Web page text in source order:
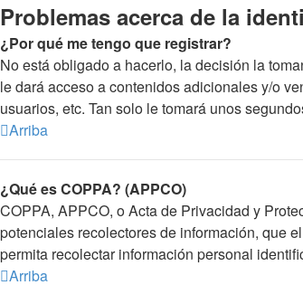
Problemas acerca de la
¿Por qué me tengo que registrar?
No está obligado a hacerlo, la decisión la
le dará acceso a contenidos adicionales y/o
usuarios, etc. Tan solo le tomará unos
Arriba
¿Qué es COPPA? (APPCO)
COPPA, APPCO, o Acta de Privacidad y
potenciales recolectores de información, que
permita recolectar información personal
Arriba